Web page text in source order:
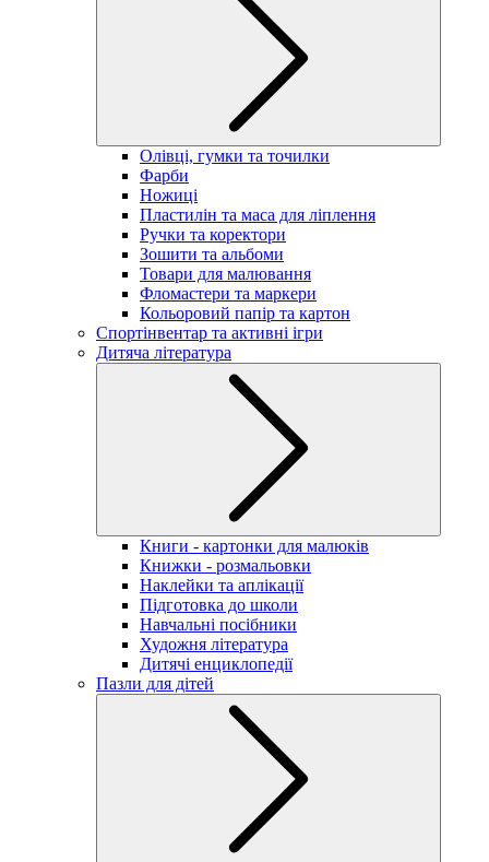
Олівці, гумки та точилки
Фарби
Ножиці
Пластилін та маса для ліплення
Ручки та коректори
Зошити та альбоми
Товари для малювання
Фломастери та маркери
Кольоровий папір та картон
Спортінвентар та активні ігри
Дитяча література
Книги - картонки для малюків
Книжки - розмальовки
Наклейки та аплікації
Підготовка до школи
Навчальні посібники
Художня література
Дитячі енциклопедії
Пазли для дітей